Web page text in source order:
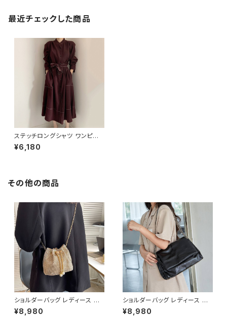
最近チェックした商品
ステッチロングシャツ ワンピー
ス C-OAW1024
¥6,180
その他の商品
ショルダーバッグ レディース 巾
着バッグ ミニバッグ チェーンバ
¥8,980
ショルダーバッグ レディース チ
ェーンバッグ 斜めがけバッグ レ
¥8,980